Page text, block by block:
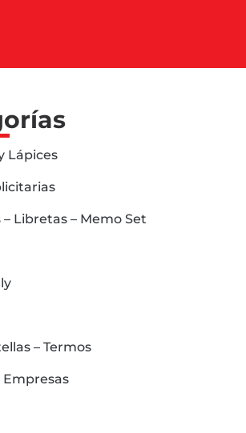
Lápices
Libretas – Memo Set
– Termos
Empresas